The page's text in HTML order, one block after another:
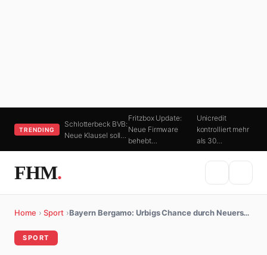
TRENDING
Schlotterbeck BVB:
Neue Klausel soll…
Fritzbox Update:
Neue Firmware
behebt…
Unicredit
kontrolliert mehr
als 30…
FHM.
Home › Sport ›Bayern Bergamo: Urbigs Chance durch Neuers…
SPORT